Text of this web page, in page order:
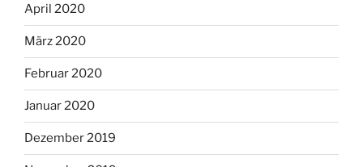
April 2020
März 2020
Februar 2020
Januar 2020
Dezember 2019